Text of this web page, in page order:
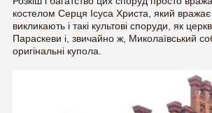
костелом Серця Ісуса Христа, який
викликають і такі культові споруди, як
Параскеви і, звичайно ж, Миколаївський
оригінальні купола.